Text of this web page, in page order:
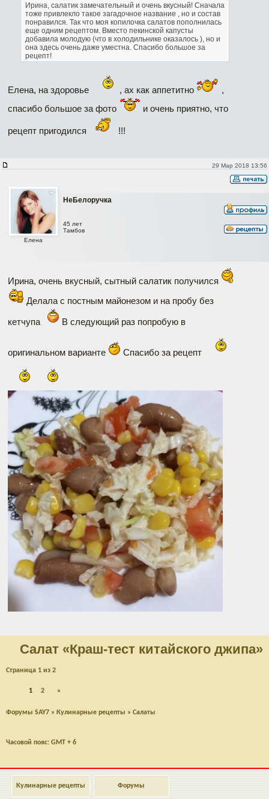
Ирина, салатик замечательный и очень вкусный! Сначала
тоже привлекло такое загадочное название , но и состав
понравился. Так что моя копилочка салатов пополнилась
еще одним рецептом. Вместо пекинской капусты
добавила молодую (что в холодильнике оказалось ), но и
она здесь очень даже уместна. Спасибо большое за
рецепт!
Елена, на здоровье , ах как аппетитно
,
спасибо большое за фото
и очень приятно, что
рецепт пригодился !!!
29 Мар 2018 13:56
НеБелоручка
Елена
45 лет
Тамбов
Ирина, очень вкусный, сытный салатик получился
Делала с постным майонезом и на пробу без
кетчупа В следующий раз попробую в
оригинальном варианте Спасибо за рецепт
Салат «Краш-тест китайского джипа»
Страница 1 из 2
1 2 »
Форумы SAY7 » Кулинарные рецепты » Салаты
Часовой пояс: GMT + 6
Наверх
Кулинарные рецепты Форумы